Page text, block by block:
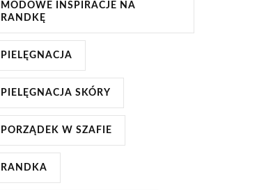
MODOWE INSPIRACJE NA
RANDKĘ
PIELĘGNACJA
PIELĘGNACJA SKÓRY
PORZĄDEK W SZAFIE
RANDKA